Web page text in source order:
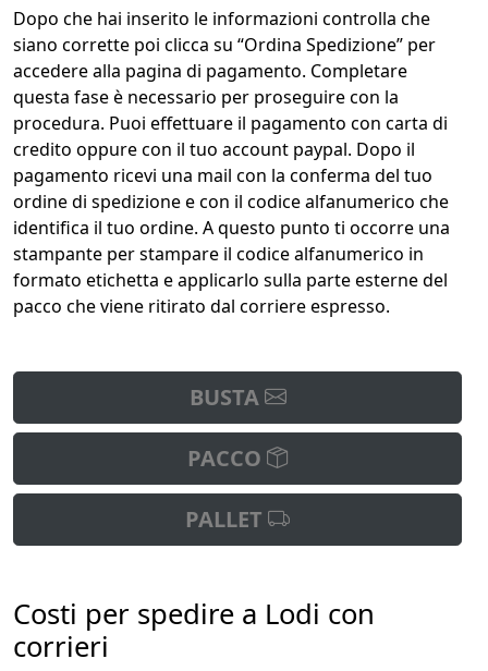
Dopo che hai inserito le informazioni controlla che
siano corrette poi clicca su “Ordina Spedizione” per
accedere alla pagina di pagamento. Completare
questa fase è necessario per proseguire con la
procedura. Puoi effettuare il pagamento con carta di
credito oppure con il tuo account paypal. Dopo il
pagamento ricevi una mail con la conferma del tuo
ordine di spedizione e con il codice alfanumerico che
identifica il tuo ordine. A questo punto ti occorre una
stampante per stampare il codice alfanumerico in
formato etichetta e applicarlo sulla parte esterne del
pacco che viene ritirato dal corriere espresso.
BUSTA
PACCO
PALLET
Costi per spedire a Lodi con
corrieri